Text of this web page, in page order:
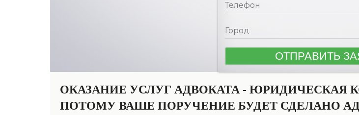
ОКАЗАНИЕ УСЛУГ АДВОКАТА -
ПОТОМУ ВАШЕ ПОРУЧЕНИЕ БУДЕТ СДЕЛАНО